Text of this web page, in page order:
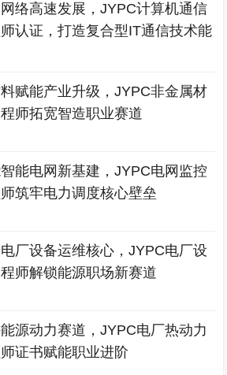
络高速发展，JYPC计算机通信
认证，打造复合型IT通信技术能
赋能产业升级，JYPC非金属材
师拓宽智造职业赛道
能电网新基建，JYPC电网监控
筑牢电力调度核心壁垒
厂设备运维核心，JYPC电厂设
师解锁能源职场新赛道
源动力赛道，JYPC电厂热动力
证书赋能职业进阶